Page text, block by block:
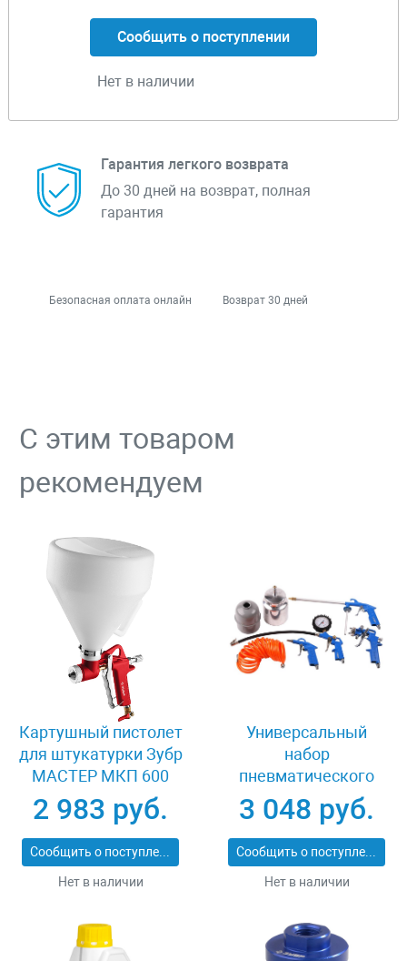
Сообщить о поступлении
Нет в наличии
Гарантия легкого возврата
До 30 дней на возврат, полная
гарантия
Безопасная оплата онлайн Возврат 30 дней
С этим товаром
рекомендуем
Картушный пистолет
для штукатурки Зубр
МАСТЕР МКП 600
06466
2 983 руб.
Сообщить о поступлении
Нет в наличии
Универсальный
набор
пневматического
инструмента 5
предметов Зубр
06458-H5
3 048 руб.
Сообщить о поступлении
Нет в наличии